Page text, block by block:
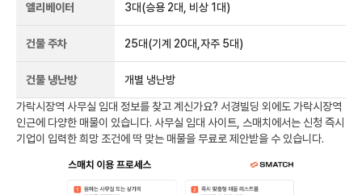
엘리베이터 3대(승용 2대, 비상 1대)
건물 주차 25대(기계 20대,자주 5대)
건물 냉난방 개별 냉난방
가락시장역 사무실 임대 정보를 찾고 계신가요? 서경빌딩 외에도 가락시장역
인근에 다양한 매물이 있습니다. 사무실 임대 사이트, 스매치에서는 신청 즉시
기업이 입력한 희망 조건에 딱 맞는 매물을 무료로 제안받을 수 있습니다.